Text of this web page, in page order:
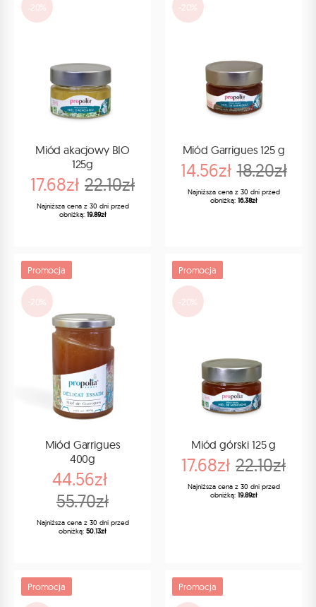
-20%
Miód akacjowy BIO
125g
17.68zł 22.10zł
Najniższa cena z 30 dni przed
obniżką: 19.89zł
-20%
Miód Garrigues 125 g
14.56zł 18.20zł
Najniższa cena z 30 dni przed
obniżką: 16.38zł
Promocja
-20%
Miód Garrigues
400g
44.56zł
55.70zł
Najniższa cena z 30 dni przed
obniżką: 50.13zł
Promocja
-20%
Miód górski 125 g
17.68zł 22.10zł
Najniższa cena z 30 dni przed
obniżką: 19.89zł
Promocja Promocja